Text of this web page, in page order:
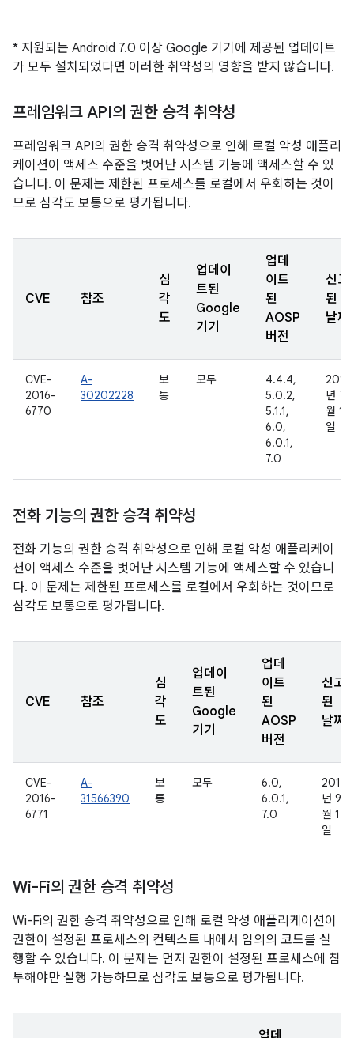
* 지원되는 Android 7.0 이상 Google 기기에 제공된 업데이트
가 모두 설치되었다면 이러한 취약성의 영향을 받지 않습니다.
프레임워크 API의 권한 승격 취약성
프레임워크 API의 권한 승격 취약성으로 인해 로컬 악성 애플리
케이션이 액세스 수준을 벗어난 시스템 기능에 액세스할 수 있
습니다. 이 문제는 제한된 프로세스를 로컬에서 우회하는 것이
므로 심각도 보통으로 평가됩니다.
CVE 참조
심
각
도
업데이
트된
Google
기기
업데
이트
된
AOSP
버전
신고
된
날짜
CVE-
2016-
6770
A-
30202228
보
통
모두
4.4.4,
5.0.2,
5.1.1,
6.0,
6.0.1,
7.0
2016
년 7
월 16
일
전화 기능의 권한 승격 취약성
전화 기능의 권한 승격 취약성으로 인해 로컬 악성 애플리케이
션이 액세스 수준을 벗어난 시스템 기능에 액세스할 수 있습니
다. 이 문제는 제한된 프로세스를 로컬에서 우회하는 것이므로
심각도 보통으로 평가됩니다.
CVE 참조
심
각
도
업데이
트된
Google
기기
업데
이트
된
AOSP
버전
신고
된
날짜
CVE-
2016-
6771
A-
31566390
보
통
모두
6.0,
6.0.1,
7.0
2016
년 9
월 17
일
Wi-Fi의 권한 승격 취약성
Wi-Fi의 권한 승격 취약성으로 인해 로컬 악성 애플리케이션이
권한이 설정된 프로세스의 컨텍스트 내에서 임의의 코드를 실
행할 수 있습니다. 이 문제는 먼저 권한이 설정된 프로세스에 침
투해야만 실행 가능하므로 심각도 보통으로 평가됩니다.